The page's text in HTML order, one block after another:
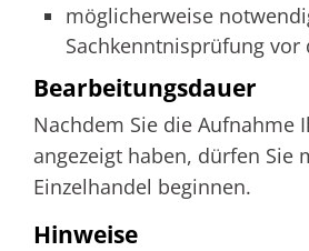
möglicherweise
Sachkenntnisprüfung vor
Bearbeitungsdauer
Nachdem Sie die Aufnahme
angezeigt haben, dürfen Sie
Einzelhandel beginnen.
Hinweise